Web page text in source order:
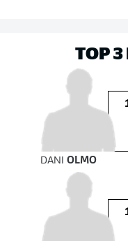
TOP
DANI OLMO